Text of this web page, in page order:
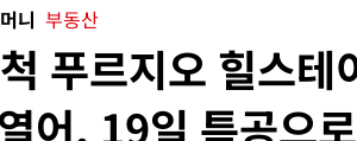
니 부동산
푸르지오 힐스
어, 19일 특공으